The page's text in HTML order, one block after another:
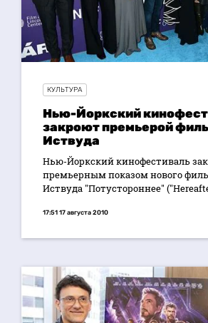
КУЛЬТУРА
Нью-Йоркский
закроют премьерой
Иствуда
Нью-Йоркский кинофестиваль
премьерным показом нового
Иствуда "Потустороннее"
17:51 17 августа 2010